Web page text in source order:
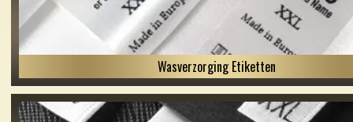
Wasverzorging Etiketten